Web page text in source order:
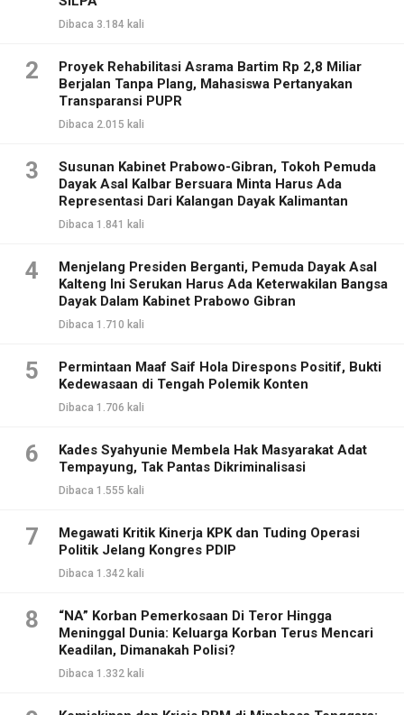
Dibaca 3.184 kali
2
Proyek Rehabilitasi Asrama Bartim Rp 2,8 Miliar
Berjalan Tanpa Plang, Mahasiswa Pertanyakan
Transparansi PUPR
Dibaca 2.015 kali
3
Susunan Kabinet Prabowo-Gibran, Tokoh Pemuda
Dayak Asal Kalbar Bersuara Minta Harus Ada
Representasi Dari Kalangan Dayak Kalimantan
Dibaca 1.841 kali
4
Menjelang Presiden Berganti, Pemuda Dayak Asal
Kalteng Ini Serukan Harus Ada Keterwakilan Bangsa
Dayak Dalam Kabinet Prabowo Gibran
Dibaca 1.710 kali
5
Permintaan Maaf Saif Hola Direspons Positif, Bukti
Kedewasaan di Tengah Polemik Konten
Dibaca 1.706 kali
6
Kades Syahyunie Membela Hak Masyarakat Adat
Tempayung, Tak Pantas Dikriminalisasi
Dibaca 1.555 kali
7
Megawati Kritik Kinerja KPK dan Tuding Operasi
Politik Jelang Kongres PDIP
Dibaca 1.342 kali
8
“NA” Korban Pemerkosaan Di Teror Hingga
Meninggal Dunia: Keluarga Korban Terus Mencari
Keadilan, Dimanakah Polisi?
Dibaca 1.332 kali